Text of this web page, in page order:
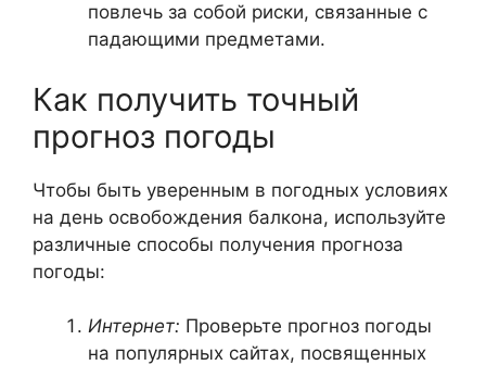
повлечь за собой риски, связанные с
падающими предметами.
Как получить точный
прогноз погоды
Чтобы быть уверенным в погодных условиях
на день освобождения балкона, используйте
различные способы получения прогноза
погоды:
Интернет: Проверьте прогноз погоды
на популярных сайтах, посвященных